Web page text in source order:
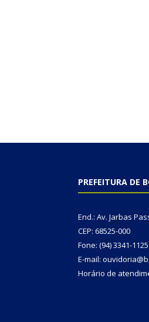
PREFEITURA DE
End.: Av. Jarbas
CEP: 68525-000
Fone: (94) 3341-1125
E-mail:
Horário de